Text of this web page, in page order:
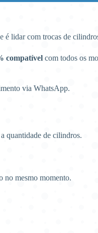
é lidar com trocas de
compatível com todos os
via WhatsApp.
quantidade de cilindros.
no mesmo momento.